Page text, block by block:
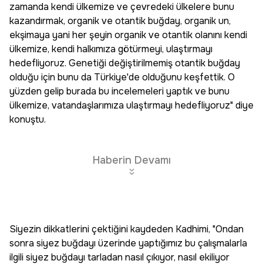
zamanda kendi ülkemize ve çevredeki ülkelere bunu
kazandırmak, organik ve otantik buğday, organik un,
ekşimaya yani her şeyin organik ve otantik olanını kendi
ülkemize, kendi halkımıza götürmeyi, ulaştırmayı
hedefliyoruz. Genetiği değiştirilmemiş otantik buğday
olduğu için bunu da Türkiye'de olduğunu keşfettik. O
yüzden gelip burada bu incelemeleri yaptık ve bunu
ülkemize, vatandaşlarımıza ulaştırmayı hedefliyoruz" diye
konuştu.
Haberin Devamı
Siyezin dikkatlerini çektiğini kaydeden Kadhimi, "Ondan
sonra siyez buğdayı üzerinde yaptığımız bu çalışmalarla
ilgili siyez buğdayı tarladan nasıl çıkıyor, nasıl ekiliyor